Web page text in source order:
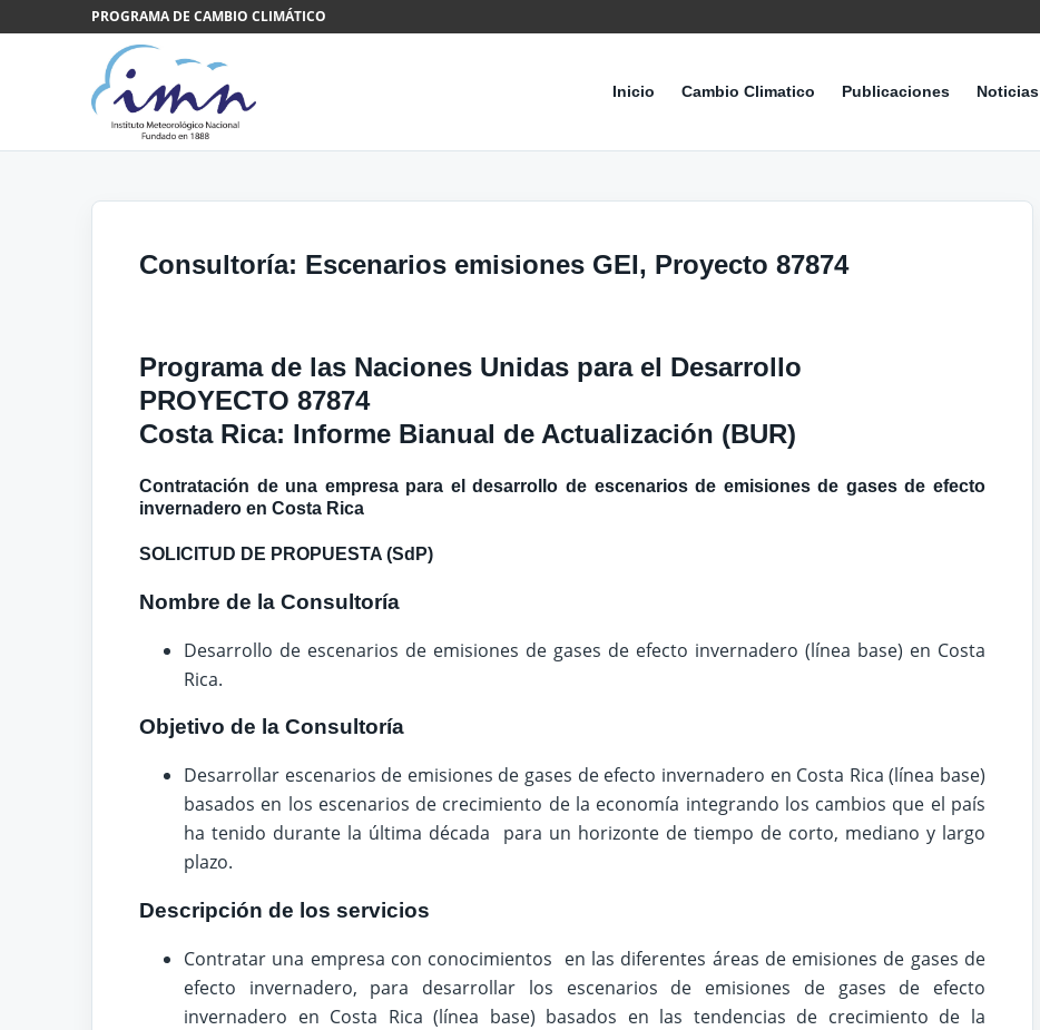
Saltar al contenidoPROGRAMA DE CAMBIO CLIMÁTICO
Inicio Cambio Climatico Publicaciones Noticias
Consultoría: Escenarios emisiones GEI, Proyecto 87874
Programa de las Naciones Unidas para el Desarrollo
PROYECTO 87874
Costa Rica: Informe Bianual de Actualización (BUR)
Contratación de una empresa para el desarrollo de escenarios de emisiones de gases de efecto
invernadero en Costa Rica
SOLICITUD DE PROPUESTA (SdP)
Nombre de la Consultoría
Desarrollo de escenarios de emisiones de gases de efecto invernadero (línea base) en Costa
Rica.
Objetivo de la Consultoría
Desarrollar escenarios de emisiones de gases de efecto invernadero en Costa Rica (línea base)
basados en los escenarios de crecimiento de la economía integrando los cambios que el país
ha tenido durante la última década para un horizonte de tiempo de corto, mediano y largo
plazo.
Descripción de los servicios
Contratar una empresa con conocimientos en las diferentes áreas de emisiones de gases de
efecto invernadero, para desarrollar los escenarios de emisiones de gases de efecto
invernadero en Costa Rica (línea base) basados en las tendencias de crecimiento de la